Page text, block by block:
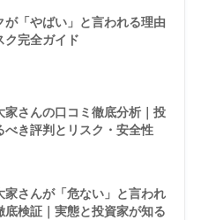
が「やばい」と言われる理由
ク完全ガイド
家さんの口コミ徹底分析｜投
べき評判とリスク・安全性
家さんが「危ない」と言われ
底検証｜実態と投資家が知る